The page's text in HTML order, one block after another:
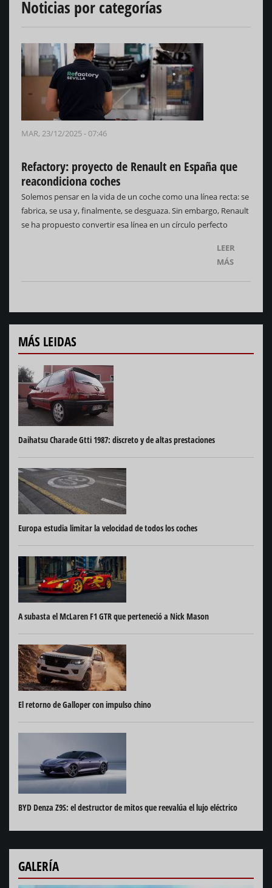
Noticias por categorías
MAR, 23/12/2025 - 07:46
Refactory: proyecto de Renault en España que
reacondiciona coches
Solemos pensar en la vida de un coche como una línea recta: se
fabrica, se usa y, finalmente, se desguaza. Sin embargo, Renault
se ha propuesto convertir esa línea en un círculo perfecto
LEER
MÁS
MÁS LEIDAS
Daihatsu Charade Gtti 1987: discreto y de altas prestaciones
Europa estudia limitar la velocidad de todos los coches
A subasta el McLaren F1 GTR que perteneció a Nick Mason
El retorno de Galloper con impulso chino
BYD Denza Z9S: el destructor de mitos que reevalúa el lujo eléctrico
GALERÍA